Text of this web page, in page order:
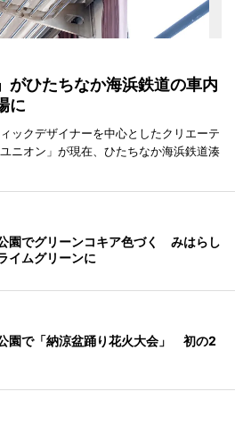
がひたちなか海浜鉄道の車内
に
ックデザイナーを中心としたクリエーテ
ニオン」が現在、ひたちなか海浜鉄道湊
園でグリーンコキア色づく みはらし
イムグリーンに
園で「納涼盆踊り花火大会」 初の2